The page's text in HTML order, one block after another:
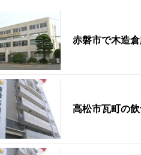
赤磐市で木造
高松市瓦町の